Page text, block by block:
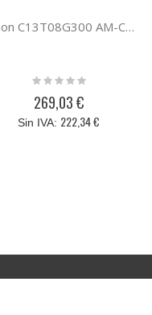
Epson C13T08G300 AM-C5000/6000 MAGENTA INK
Rating:
269,03 €
222,34 €